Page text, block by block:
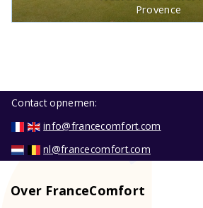
Provence
Contact opnemen:
info@francecomfort.com
nl@francecomfort.com
Over FranceComfort